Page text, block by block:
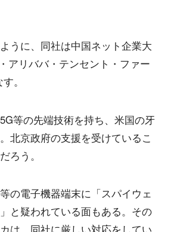
うに、同社は中国ネット企業大
アリババ・テンセント・ファー
。
等の先端技術を持ち、米国の牙
北京政府の支援を受けているこ
ろう。
の電子機器端末に「スパイウェ
と疑われている面もある。その